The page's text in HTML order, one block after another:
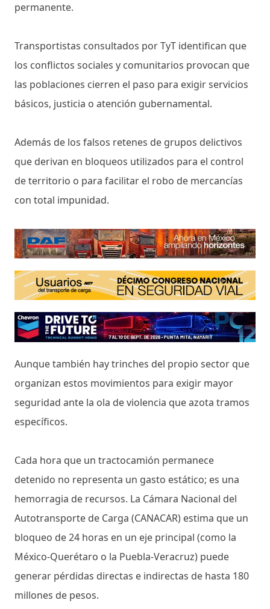
permanente.
Transportistas consultados por TyT identifican que
los conflictos sociales y comunitarios provocan que
las poblaciones cierren el paso para exigir servicios
básicos, justicia o atención gubernamental.
Además de los falsos retenes de grupos delictivos
que derivan en bloqueos utilizados para el control
de territorio o para facilitar el robo de mercancías
con total impunidad.
Aunque también hay trinches del propio sector que
organizan estos movimientos para exigir mayor
seguridad ante la ola de violencia que azota tramos
específicos.
Cada hora que un tractocamión permanece
detenido no representa un gasto estático; es una
hemorragia de recursos. La Cámara Nacional del
Autotransporte de Carga (CANACAR) estima que un
bloqueo de 24 horas en un eje principal (como la
México-Querétaro o la Puebla-Veracruz) puede
generar pérdidas directas e indirectas de hasta 180
millones de pesos.